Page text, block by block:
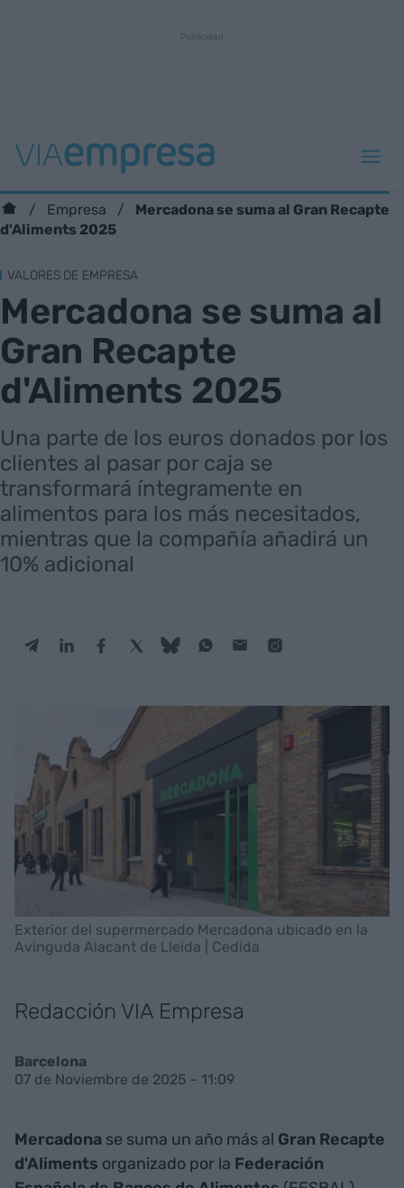
Empresa
Mercadona se suma al Gran Recapte
d'Aliments 2025
VALORES DE EMPRESA
Mercadona se suma al
Gran Recapte
d'Aliments 2025
Una parte de los euros donados por los
clientes al pasar por caja se
transformará íntegramente en
alimentos para los más necesitados,
mientras que la compañía añadirá un
10% adicional
Exterior del supermercado Mercadona ubicado en la
Avinguda Alacant de Lleida | Cedida
Redacción VIA Empresa
Barcelona
07 de Noviembre de 2025 - 11:09
Mercadona se suma un año más al Gran Recapte
d'Aliments organizado por la Federación